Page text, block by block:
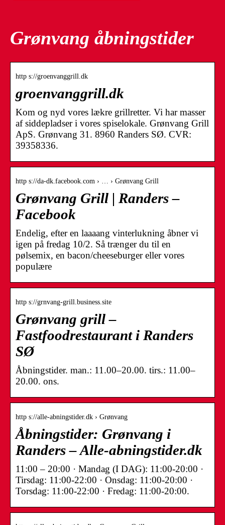
Grønvang åbningstider
http s://groenvanggrill.dk
groenvanggrill.dk
Kom og nyd vores lækre grillretter. Vi har masser
af siddepladser i vores spiselokale. Grønvang Grill
ApS. Grønvang 31. 8960 Randers SØ. CVR:
39358336.
http s://da-dk.facebook.com › … › Grønvang Grill
Grønvang Grill | Randers –
Facebook
Endelig, efter en laaaang vinterlukning åbner vi
igen på fredag 10/2. Så trænger du til en
pølsemix, en bacon/cheeseburger eller vores
populære
http s://grnvang-grill.business.site
Grønvang grill –
Fastfoodrestaurant i Randers
SØ
Åbningstider. man.: 11.00–20.00. tirs.: 11.00–
20.00. ons.
http s://alle-abningstider.dk › Grønvang
Åbningstider: Grønvang i
Randers – Alle-abningstider.dk
11:00 – 20:00 · Mandag (I DAG): 11:00-20:00 ·
Tirsdag: 11:00-22:00 · Onsdag: 11:00-20:00 ·
Torsdag: 11:00-22:00 · Fredag: 11:00-20:00.